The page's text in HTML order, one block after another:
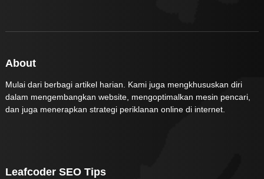
About
Mulai dari berbagi artikel harian. Kami juga mengkhususkan diri
dalam mengembangkan website, mengoptimalkan mesin pencari,
dan juga menerapkan strategi periklanan online di internet.
Leafcoder SEO Tips